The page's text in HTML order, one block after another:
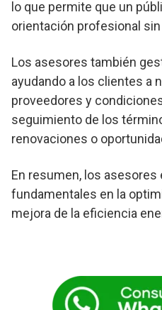
lo que permite que un
orientación profesional
Los asesores también
ayudando a los clientes a
proveedores y
seguimiento de los
renovaciones o
En resumen, los
fundamentales en la
mejora de la eficiencia